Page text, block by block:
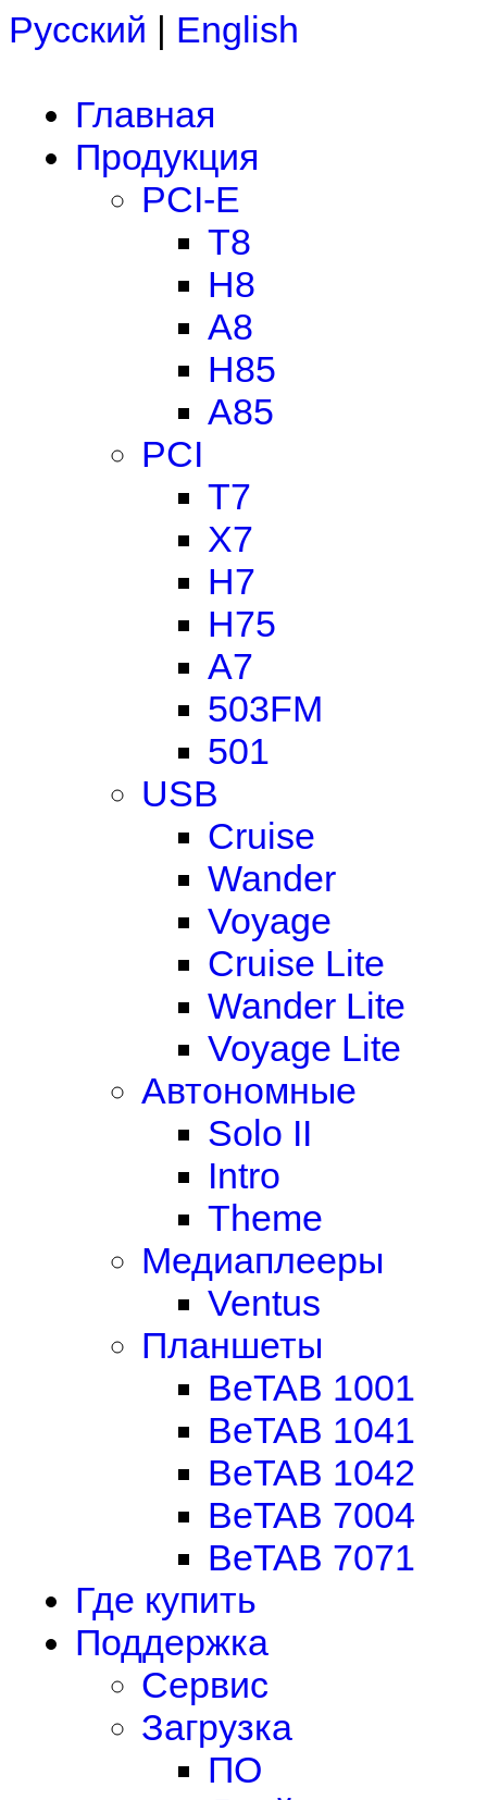
Русский | English
Главная
Продукция
PCI-E
T8
H8
A8
H85
A85
PCI
T7
X7
H7
H75
A7
503FM
501
USB
Cruise
Wander
Voyage
Cruise Lite
Wander Lite
Voyage Lite
Автономные
Solo II
Intro
Theme
Медиаплееры
Ventus
Планшеты
BeTAB 1001
BeTAB 1041
BeTAB 1042
BeTAB 7004
BeTAB 7071
Где купить
Поддержка
Сервис
Загрузка
ПО